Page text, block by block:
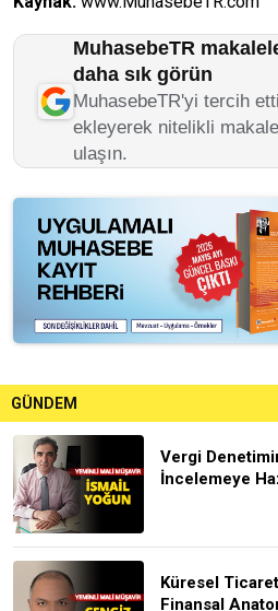
MuhasebeTR
daha sık görün
MuhasebeTR'yi tercih
ekleyerek nitelikli
ulaşın.
GÜNDEM
Vergi
İncelemeye
Küresel
Finansal